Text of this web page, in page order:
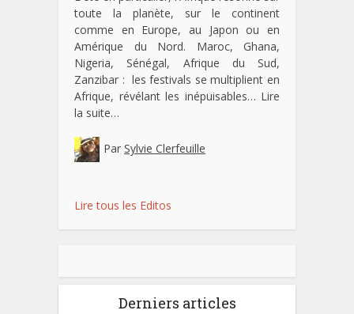
toute la planète, sur le continent
comme en Europe, au Japon ou en
Amérique du Nord. Maroc, Ghana,
Nigeria, Sénégal, Afrique du Sud,
Zanzibar : les festivals se multiplient en
Afrique, révélant les inépuisables… Lire
la suite…
Par Sylvie Clerfeuille
Lire tous les Editos
Derniers articles